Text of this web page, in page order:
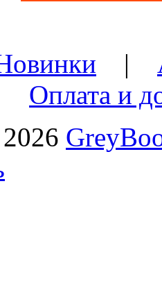
|
Оплата и